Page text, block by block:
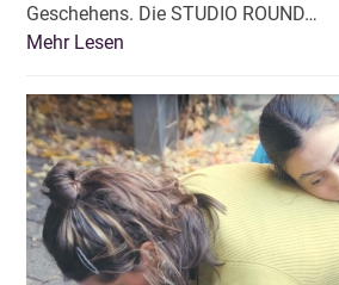
Geschehens. Die STUDIO ROUND…
Mehr Lesen